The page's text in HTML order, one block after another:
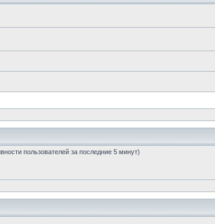
пользователей за последние 5 минут)